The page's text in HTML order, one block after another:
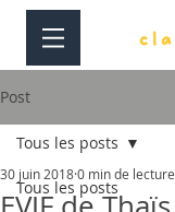
Post
Tous les posts
Tous les posts
30 juin 20180 min de lecture